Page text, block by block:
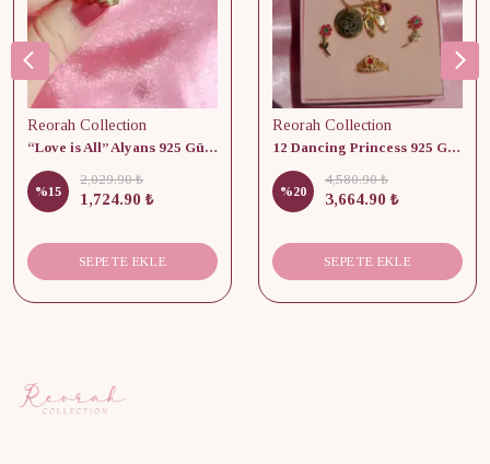
Reorah Collection
“Love is All” Alyans 925 Gümüş - Medium Beden
%15
2,029.90 ₺
1,724.90 ₺
SEPETE EKLE
Reorah Collection
12 Dancing Princess 925 Gümüş/ Kolye, Küpe ve Yüzük Set
%20
4,580.90 ₺
3,664.90 ₺
SEPETE EKLE